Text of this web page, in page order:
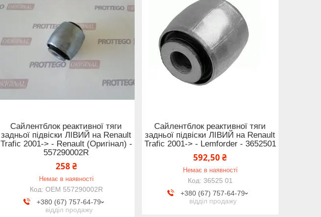
Сайлентблок реактивної тяги
задньої підвіски ЛІВИЙ на Renault
Trafic 2001-> - Renault (Оригінал) -
557290002R
258 ₴
Немає в наявності
OEM 557290002R
+380 (67) 757-64-79
відділ продажу
Сайлентблок реактивної тяги
задньої підвіски ЛІВИЙ на Renault
Trafic 2001-> - Lemforder - 3652501
592,50 ₴
Немає в наявності
36525 01
+380 (67) 757-64-79
відділ продажу